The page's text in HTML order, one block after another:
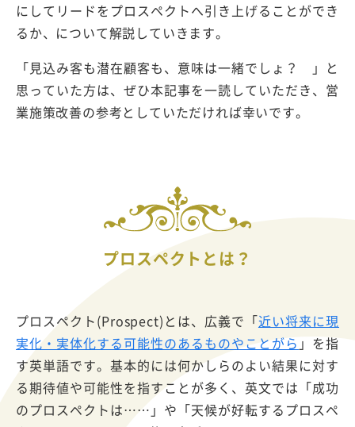
にしてリードをプロスペクトへ引き上げることができ
るか、について解説していきます。
「見込み客も潜在顧客も、意味は一緒でしょ？ 」と
思っていた方は、ぜひ本記事を一読していただき、営
業施策改善の参考としていただければ幸いです。
プロスペクトとは？
プロスペクト(Prospect)とは、広義で「近い将来に現
実化・実体化する可能性のあるものやことがら 」を指
す英単語です。基本的には何かしらのよい結果に対す
る期待値や可能性を指すことが多く、英文では「成功
のプロスペクトは……」や「天候が好転するプロスペ